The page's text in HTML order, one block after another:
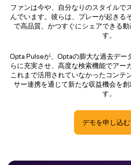
ファンは今や、自分なりのスタイルで
んでいます。彼らは、プレーが起きる
で高品質、かつすぐにシェアできる
す。
Opta Pulseが、Optaの膨大な過去デー
らに充実させ、高度な検索機能でアー
これまで活用されていなかったコンテ
サー連携を通じて新たな収益機会を
す。
デモを申し込む